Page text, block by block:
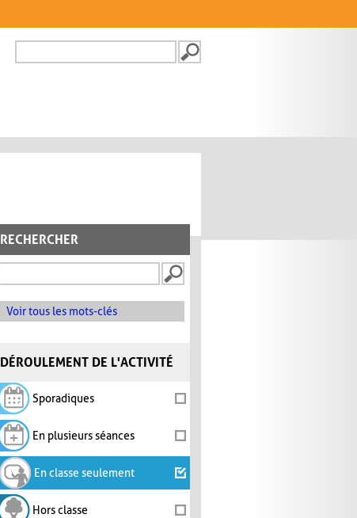
FORMULAIRE DE
RECHERCHER
Voir tous les mots-clés
DÉROULEMENT DE L'ACTIVITÉ
Sporadiques
En plusieurs séances
En classe seulement
Hors classe